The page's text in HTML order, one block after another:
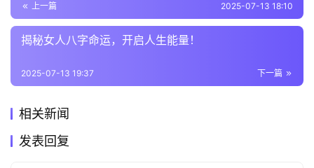
上一篇 2025-07-13 18:10
揭秘女人八字命运，开启人生能量！
下一篇
2025-07-13 19:37
相关新闻
发表回复